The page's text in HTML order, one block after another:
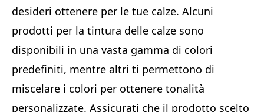
desideri ottenere per le tue calze. Alcuni
prodotti per la tintura delle calze sono
disponibili in una vasta gamma di colori
predefiniti, mentre altri ti permettono di
miscelare i colori per ottenere tonalità
personalizzate. Assicurati che il prodotto scelto